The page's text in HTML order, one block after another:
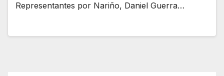
Representantes por Nariño, Daniel Guerra…